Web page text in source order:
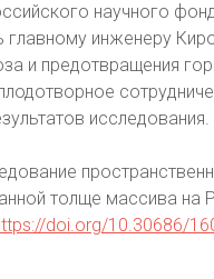
научного
инженеру
и предотвращения
исследования.
толще массива на
doi.org/10.30686/